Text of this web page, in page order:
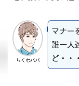
ちくわパパ
マナー
誰一人
ど・・・